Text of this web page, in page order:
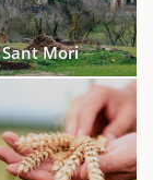
Sant Mori